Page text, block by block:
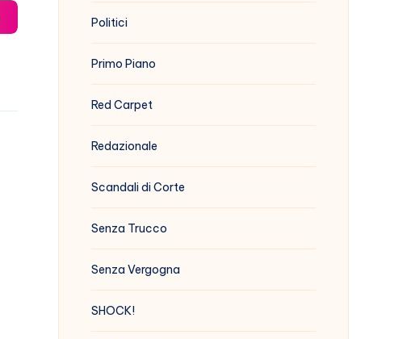
Politici
Primo Piano
Red Carpet
Redazionale
Scandali di Corte
Senza Trucco
Senza Vergogna
SHOCK!